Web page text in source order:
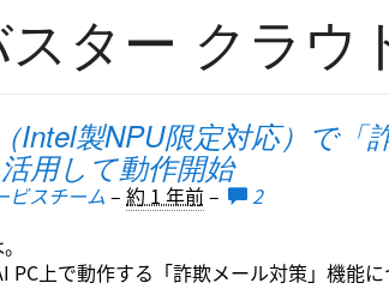
ター クラウ
Intel製NPU限定対応）で「
用して動作開始
ビスチーム – 約 1 年前–
2
上で動作する「詐欺メール対策」機能に